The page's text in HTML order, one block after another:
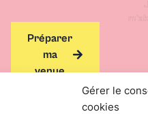
Gérer le
cookies
Préparer
ma
venue